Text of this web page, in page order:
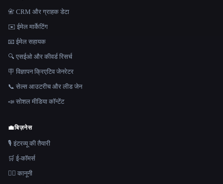
📇 CRM और ग्राहक डेटा
✉️ ईमेल मार्केटिंग
📧 ईमेल सहायक
🔍 एसईओ और कीवर्ड रिसर्च
🪧 विज्ञापन क्रिएटिव जेनरेटर
📞 सेल्स आउटरीच और लीड जेन
📣 सोशल मीडिया कॉन्टेंट
💼बिज़नेस
🎙️ इंटरव्यू की तैयारी
🛒 ई-कॉमर्स
👩‍⚖️ कानूनी